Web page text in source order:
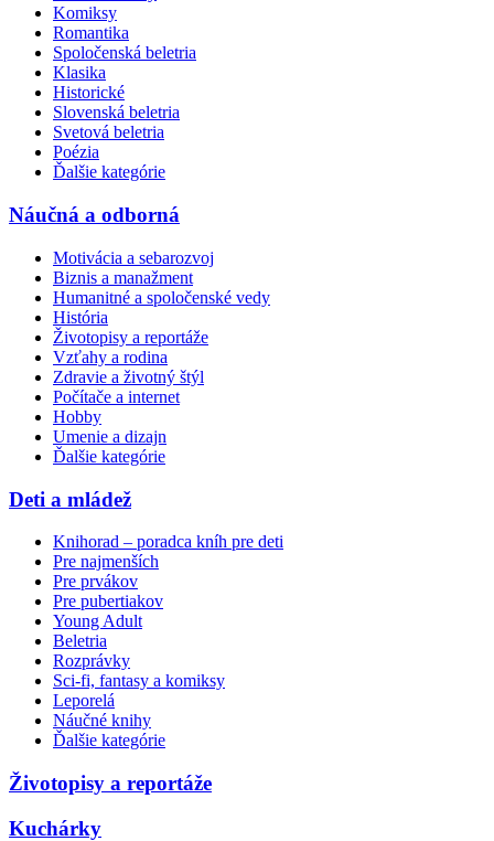
Komiksy
Romantika
Spoločenská beletria
Klasika
Historické
Slovenská beletria
Svetová beletria
Poézia
Ďalšie kategórie
Náučná a odborná
Motivácia a sebarozvoj
Biznis a manažment
Humanitné a spoločenské vedy
História
Životopisy a reportáže
Vzťahy a rodina
Zdravie a životný štýl
Počítače a internet
Hobby
Umenie a dizajn
Ďalšie kategórie
Deti a mládež
Knihorad – poradca kníh pre deti
Pre najmenších
Pre prvákov
Pre pubertiakov
Young Adult
Beletria
Rozprávky
Sci-fi, fantasy a komiksy
Leporelá
Náučné knihy
Ďalšie kategórie
Životopisy a reportáže
Kuchárky